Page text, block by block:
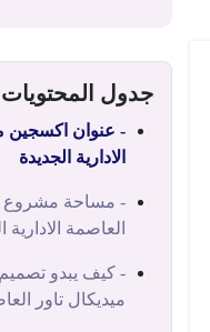
جدول المحتويات
- عنوان اكسجين
الادارية الجديدة
- مساحة مشروع
العاصمة الادارية
- كيف يبدو
ميديكال تاور